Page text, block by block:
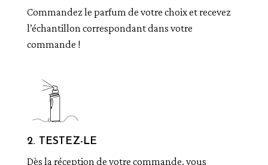
Commandez le parfum de votre choix et recevez
l’échantillon correspondant dans votre
commande !
2. TESTEZ-LE
Dès la réception de votre commande, vous